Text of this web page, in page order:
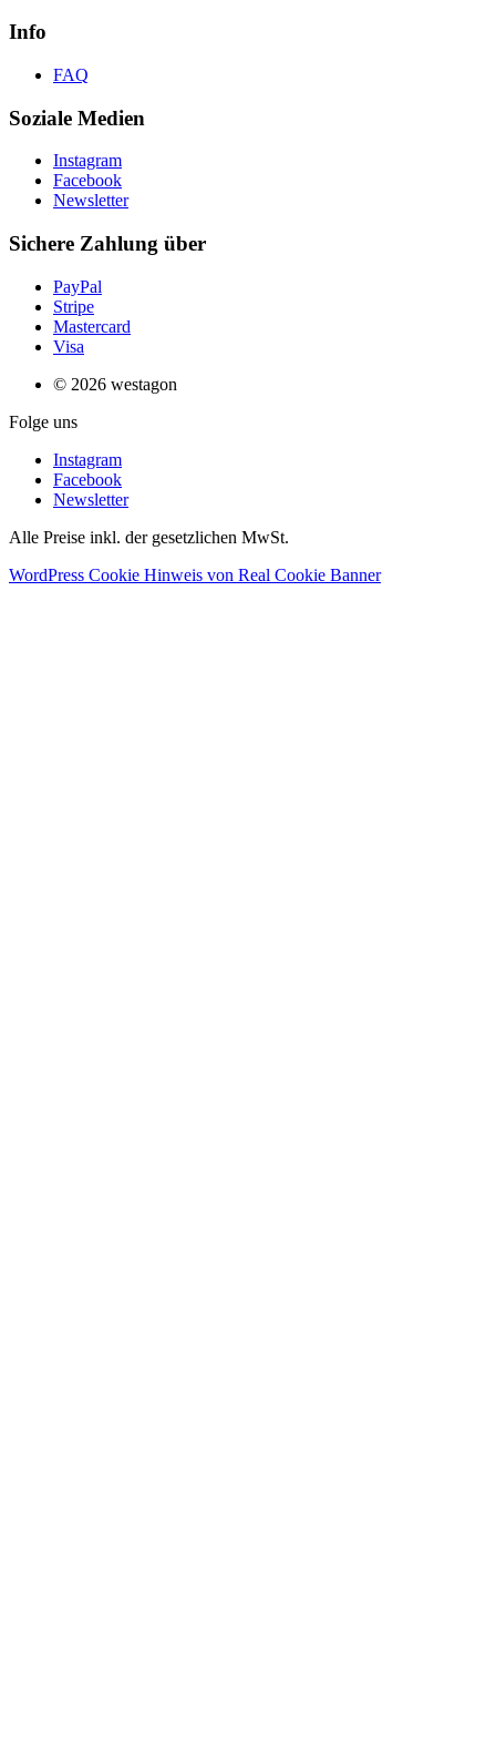
Info
FAQ
Soziale Medien
Instagram
Facebook
Newsletter
Sichere Zahlung über
PayPal
Stripe
Mastercard
Visa
© 2026 westagon
Folge uns
Instagram
Facebook
Newsletter
Alle Preise inkl. der gesetzlichen MwSt.
WordPress Cookie Hinweis von Real Cookie Banner